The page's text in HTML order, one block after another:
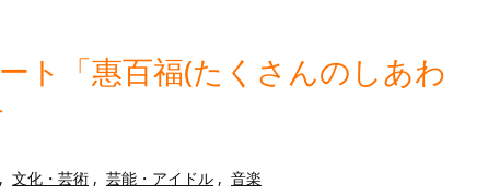
ト「惠百福(たくさんのしあわ
, 文化・芸術 , 芸能・アイドル , 音楽